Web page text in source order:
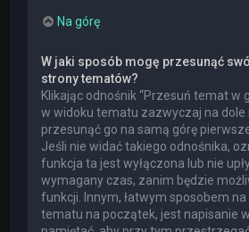
Na górę
W jaki sposób mogę przesunąć
strony tematów?
Klikając odnośnik “Przesuń temat w
w widoku tematu zazwyczaj na dole
przesunąć go na samą górę
Jeśli nie widać takiego odnośnika,
funkcja ta jest wyłączona lub nie
wymagany czas, zanim będzie
funkcji. Innym, łatwym sposobem
tematu na początek, jest napisanie